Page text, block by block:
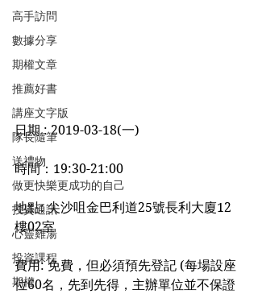
高手訪問
數據分享
期權文章
推薦好書
講座文字版
隊長隨筆
送禮物
做更快樂更成功的自己
投資通訊
心靈雞湯
投資課程
期權
日期 : 2019-03-18(一)
時間：19:30-21:00
地點: 尖沙咀金巴利道25號長利大廈12
樓02室
費用: 免費，但必須預先登記 (每場設座
位60名，先到先得，主辦單位並不保證